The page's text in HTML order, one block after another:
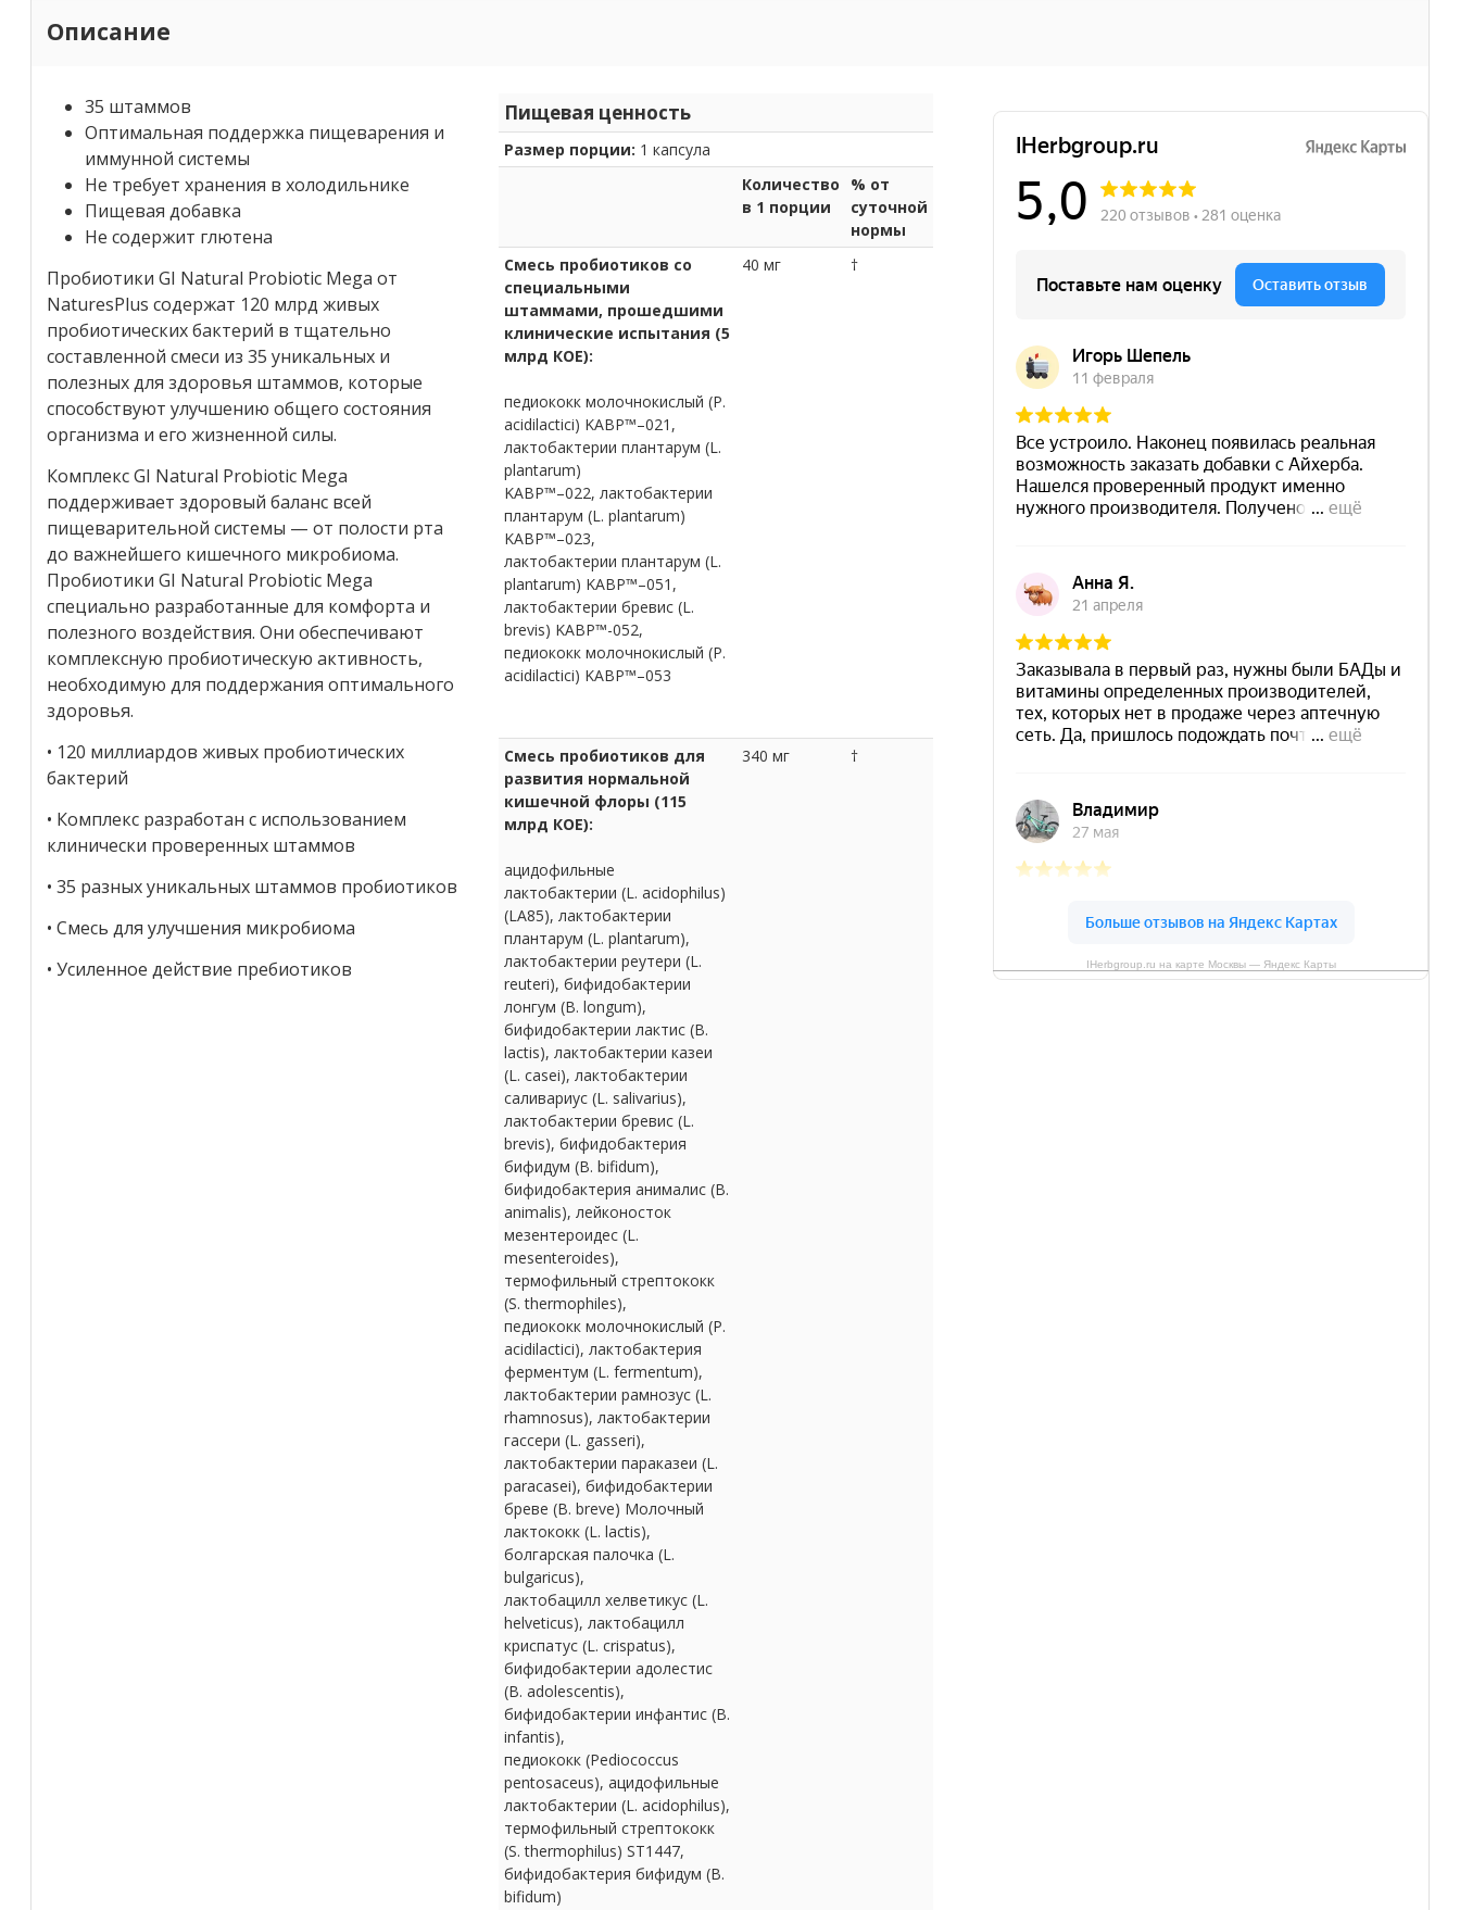
Описание
Пищевая ценность
Размер порции: 1 капсула
Количество
в 1 порции
% от
суточной
нормы
Смесь пробиотиков со
специальными
штаммами, прошедшими
клинические испытания (5
млрд КОЕ):
педиококк молочнокислый (P.
acidilactici) KABP™–021,
лактобактерии плантарум (L.
plantarum)
KABP™–022, лактобактерии
плантарум (L. plantarum)
KABP™–023,
лактобактерии плантарум (L.
plantarum) KABP™–051,
лактобактерии бревис (L.
brevis) KABP™-052,
педиококк молочнокислый (P.
acidilactici) KABP™–053
40 мг †
Смесь пробиотиков для
развития нормальной
кишечной флоры (115
млрд КОЕ):
ацидофильные
лактобактерии (L. acidophilus)
(LA85), лактобактерии
плантарум (L. plantarum),
лактобактерии реутери (L.
reuteri), бифидобактерии
лонгум (B. longum),
бифидобактерии лактис (B.
lactis), лактобактерии казеи
(L. casei), лактобактерии
саливариус (L. salivarius),
лактобактерии бревис (L.
brevis), бифидобактерия
бифидум (B. bifidum),
бифидобактерия анималис (B.
animalis), лейконосток
мезентероидес (L.
mesenteroides),
термофильный стрептококк
(S. thermophiles),
педиококк молочнокислый (P.
acidilactici), лактобактерия
ферментум (L. fermentum),
лактобактерии рамнозус (L.
rhamnosus), лактобактерии
гассери (L. gasseri),
лактобактерии параказеи (L.
paracasei), бифидобактерии
бреве (B. breve) Молочный
лактококк (L. lactis),
болгарская палочка (L.
bulgaricus),
лактобацилл хелветикус (L.
helveticus), лактобацилл
криспатус (L. crispatus),
бифидобактерии адолестис
(B. adolescentis),
бифидобактерии инфантис (B.
infantis),
педиококк (Pediococcus
pentosaceus), ацидофильные
лактобактерии (L. acidophilus),
термофильный стрептококк
(S. thermophilus) ST1447,
бифидобактерия бифидум (B.
bifidum)
340 мг †
35 штаммов
Оптимальная поддержка пищеварения и
иммунной системы
Не требует хранения в холодильнике
Пищевая добавка
Не содержит глютена
Пробиотики GI Natural Probiotic Mega от
NaturesPlus содержат 120 млрд живых
пробиотических бактерий в тщательно
составленной смеси из 35 уникальных и
полезных для здоровья штаммов, которые
способствуют улучшению общего состояния
организма и его жизненной силы.
Комплекс GI Natural Probiotic Mega
поддерживает здоровый баланс всей
пищеварительной системы — от полости рта
до важнейшего кишечного микробиома.
Пробиотики GI Natural Probiotic Mega
специально разработанные для комфорта и
полезного воздействия. Они обеспечивают
комплексную пробиотическую активность,
необходимую для поддержания оптимального
здоровья.
• 120 миллиардов живых пробиотических
бактерий
• Комплекс разработан с использованием
клинически проверенных штаммов
• 35 разных уникальных штаммов пробиотиков
• Смесь для улучшения микробиома
• Усиленное действие пребиотиков
IHerbgroup.ru на карте Москвы — Яндекс Карты